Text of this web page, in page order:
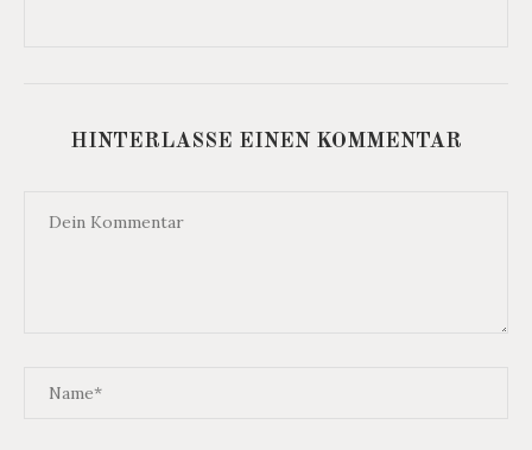
HINTERLASSE EINEN KOMMENTAR